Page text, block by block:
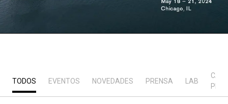
TODOS EVENTOS NOVEDADES PRENSA LAB
Sostenibilidad